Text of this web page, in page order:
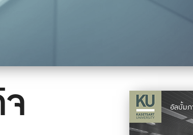
อัลบั้ม